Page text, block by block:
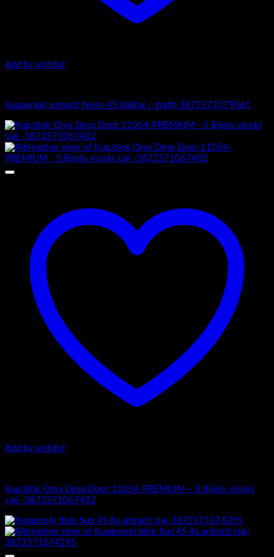
Add to wishlist
Kupaonski ormarić Neon 45 halifax / grafit-3872571079061
Add to wishlist
Kup.blok Oryx Drop Door 11054-PREMIUM – S Bijelo visoki
sjaj -3872571067402